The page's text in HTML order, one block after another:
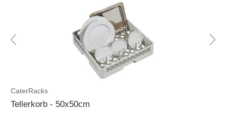
CaterRacks
Tellerkorb - 50x50cm